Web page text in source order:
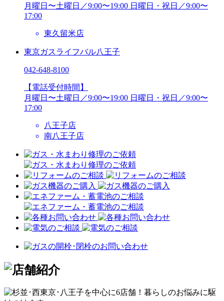
月曜日〜土曜日／9:00〜19:00 日曜日・祝日／9:00〜
17:00
東久留米店
東京ガスライフバル八王子
042-648-8100
【電話受付時間】
月曜日〜土曜日／9:00〜19:00 日曜日・祝日／9:00〜
17:00
八王子店
南八王子店